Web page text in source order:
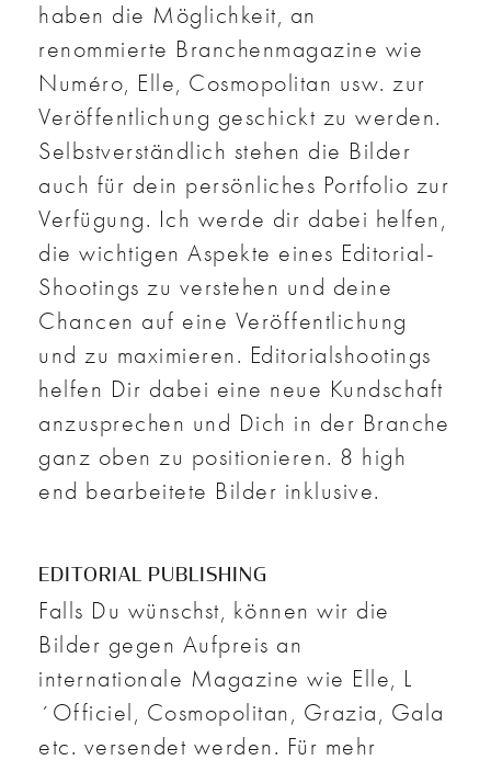
haben die Möglichkeit, an
renommierte Branchenmagazine wie
Numéro, Elle, Cosmopolitan usw. zur
Veröffentlichung geschickt zu werden.
Selbstverständlich stehen die Bilder
auch für dein persönliches Portfolio zur
Verfügung. Ich werde dir dabei helfen,
die wichtigen Aspekte eines Editorial-
Shootings zu verstehen und deine
Chancen auf eine Veröffentlichung
und zu maximieren. Editorialshootings
helfen Dir dabei eine neue Kundschaft
anzusprechen und Dich in der Branche
ganz oben zu positionieren. 8 high
end bearbeitete Bilder inklusive.
EDITORIAL PUBLISHING
Falls Du wünschst, können wir die
Bilder gegen Aufpreis an
internationale Magazine wie Elle, L
´Officiel, Cosmopolitan, Grazia, Gala
etc. versendet werden. Für mehr